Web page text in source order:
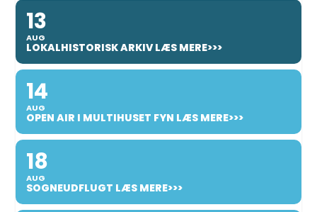
13
AUG
LOKALHISTORISK ARKIV LÆS MERE>>>
14
AUG
OPEN AIR I MULTIHUSET FYN LÆS MERE>>>
18
AUG
SOGNEUDFLUGT LÆS MERE>>>